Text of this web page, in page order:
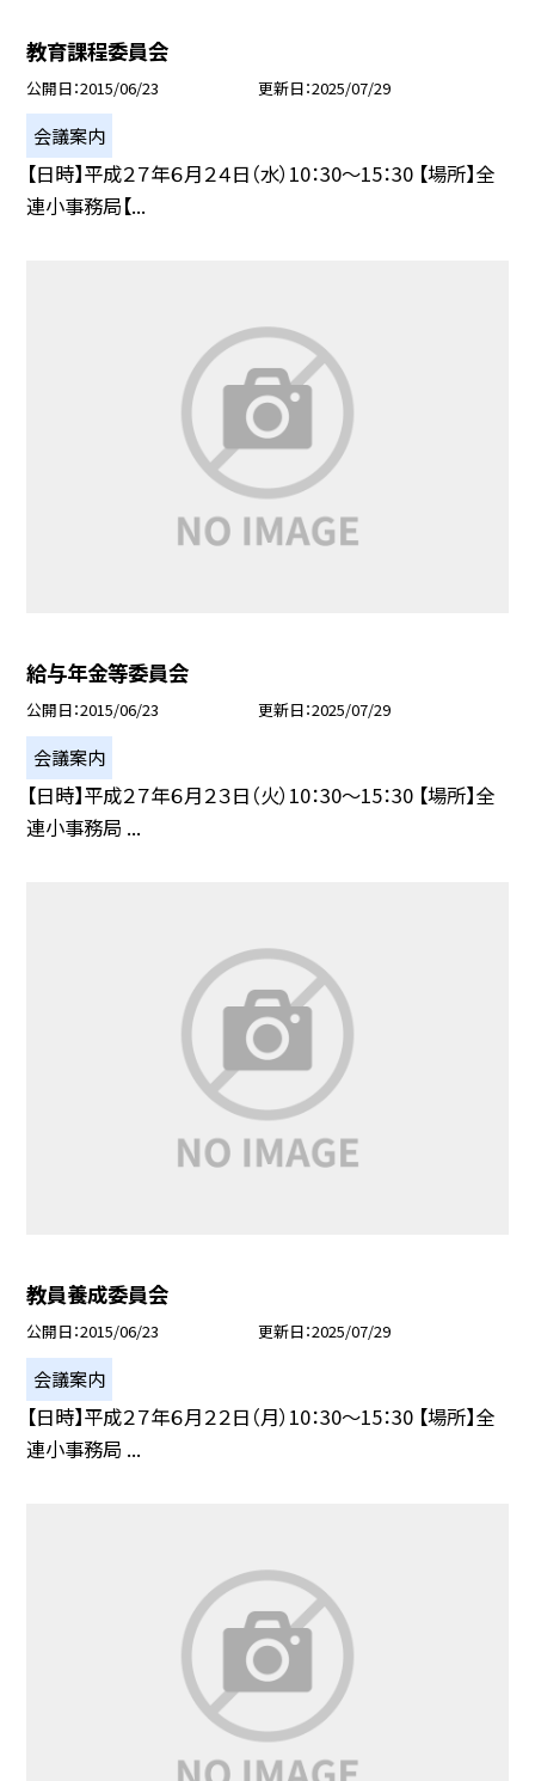
教育課程委員会
公開日 2015/06/23 更新日 2025/07/29
会議案内
【日時】平成２７年６月２４日（水）10：30〜15：30 【場所】全
連小事務局【...
給与年金等委員会
公開日 2015/06/23 更新日 2025/07/29
会議案内
【日時】平成２７年６月２３日（火）10：30〜15：30 【場所】全
連小事務局 ...
教員養成委員会
公開日 2015/06/23 更新日 2025/07/29
会議案内
【日時】平成２７年６月２２日（月）10：30〜15：30 【場所】全
連小事務局 ...